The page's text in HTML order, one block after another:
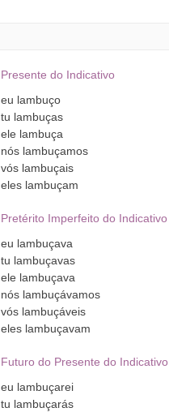
Presente do Indicativo
eu lambuço
tu lambuças
ele lambuça
nós lambuçamos
vós lambuçais
eles lambuçam
Pretérito Imperfeito do Indicativo
eu lambuçava
tu lambuçavas
ele lambuçava
nós lambuçávamos
vós lambuçáveis
eles lambuçavam
Futuro do Presente do Indicativo
eu lambuçarei
tu lambuçarás